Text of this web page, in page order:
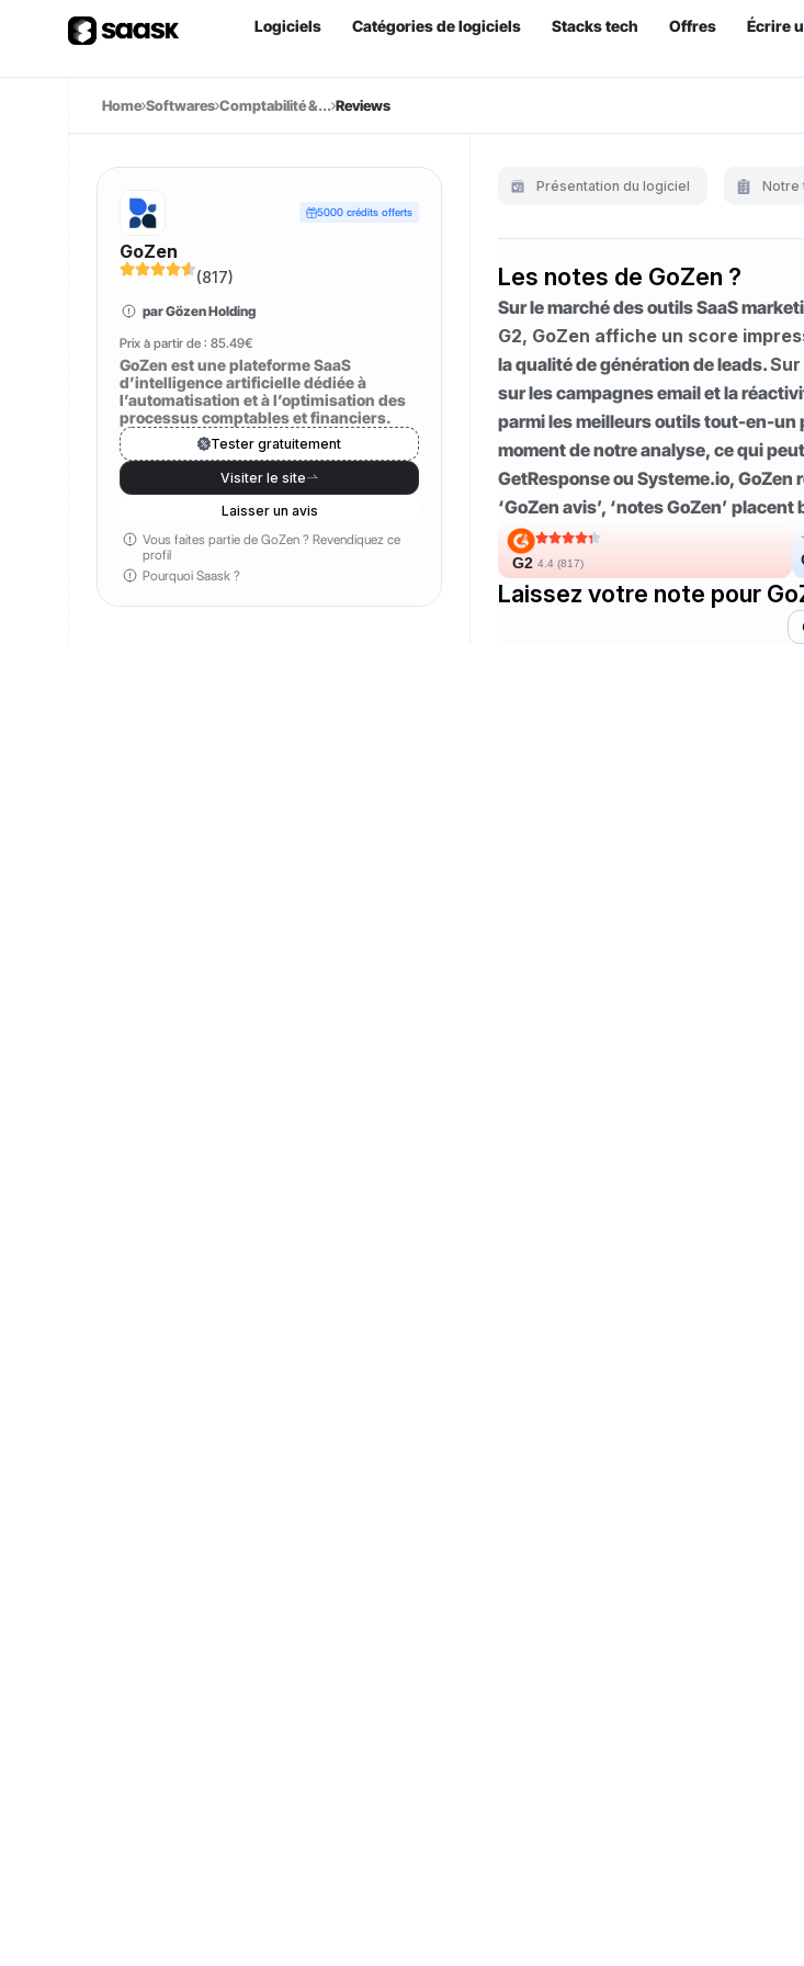
Logiciels Catégories de logiciels Stacks tech Offres Écrire
Home Softwares Comptabilité &... Reviews
5000 crédits offerts
GoZen
(817)
par Gözen Holding
Prix à partir de : 85.49€
GoZen est une plateforme SaaS
d’intelligence artificielle dédiée à
l’automatisation et à l’optimisation des
processus comptables et financiers.
Tester gratuitement
Visiter le site
Laisser un avis
Vous faites partie de GoZen ?Revendiquez ce
profil
Pourquoi Saask ?
Présentation du logiciel Notre
Les notes de GoZen ?
Sur le marché des outils SaaS
G2, GoZen affiche un score
la qualité de génération de leads.
sur les campagnes email et la
parmi les meilleurs outils tout-en-
moment de notre analyse, ce qui
GetResponse ou Systeme.io,
‘GoZen avis’, ‘notes GoZen’
G2 4.4 (817)
Laissez votre note pour